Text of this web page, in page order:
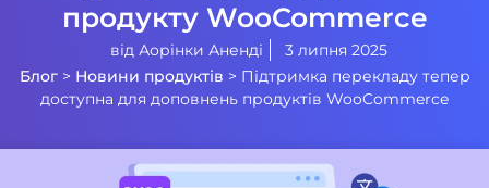
продукту WooCommerce
від Аорінки Аненді
3 липня 2025
Блог> Новини продуктів > Підтримка перекладу тепер
доступна для доповнень продуктів WooCommerce